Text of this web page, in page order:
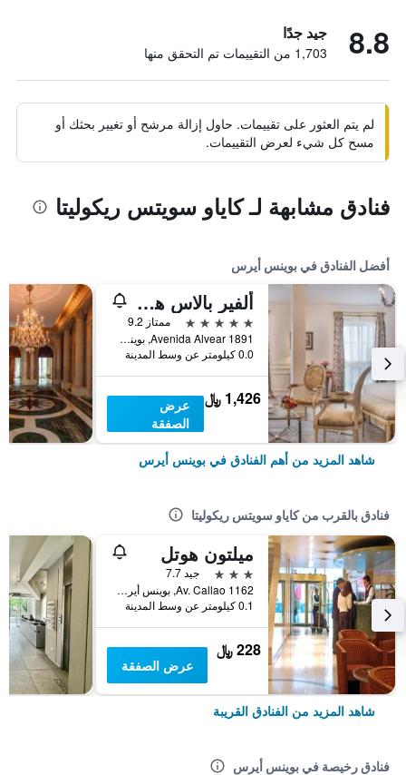
8.8 جيد جدًا
1,703 من التقييمات تم التحقق منها
لم يتم العثور على تقييمات. حاول إزالة مرشح أو تغيير بحثك أو
مسح كل شيء لعرض التقييمات.
فنادق مشابهة لـ كاياو سويتس ريكوليتا
أفضل الفنادق في بوينس أيرس
ألفير بالاس هوتل
5 نجوم
ممتاز 9.2
Avenida Alvear 1891, بوينس أيرس, Capital Federal District, الأرجنتين
0.0 كيلومتر عن وسط المدينة
1,426 ﷼
عرض
الصفقة
شاهد المزيد من أهم الفنادق في بوينس أيرس
فنادق بالقرب من كاياو سويتس ريكوليتا
ميلتون هوتل
3 نجوم
جيد 7.7
Av. Callao 1162, بوينس أيرس, Capital Federal District, الأرجنتين
0.1 كيلومتر عن وسط المدينة
228 ﷼
عرض الصفقة
شاهد المزيد من الفنادق القريبة
فنادق رخيصة في بوينس أيرس